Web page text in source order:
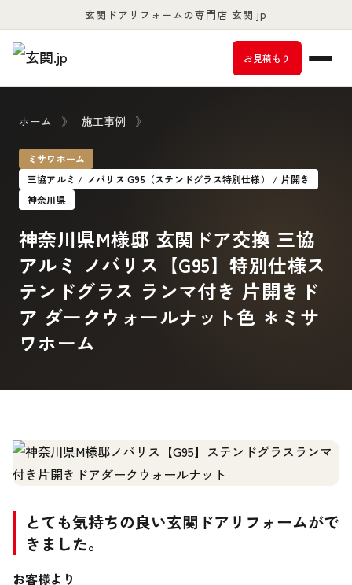
玄関ドアリフォームの専門店 玄関.jp
お見積もり
ホーム 》 施工事例 》
ミサワホーム
三協アルミ / ノバリス G95（ステンドグラス特別仕様） / 片開き
神奈川県
神奈川県M様邸 玄関ドア交換 三協
アルミ ノバリス【G95】特別仕様ス
テンドグラス ランマ付き 片開きド
ア ダークウォールナット色 ＊ミサ
ワホーム
とても気持ちの良い玄関ドアリフォームがで
きました。
お客様より